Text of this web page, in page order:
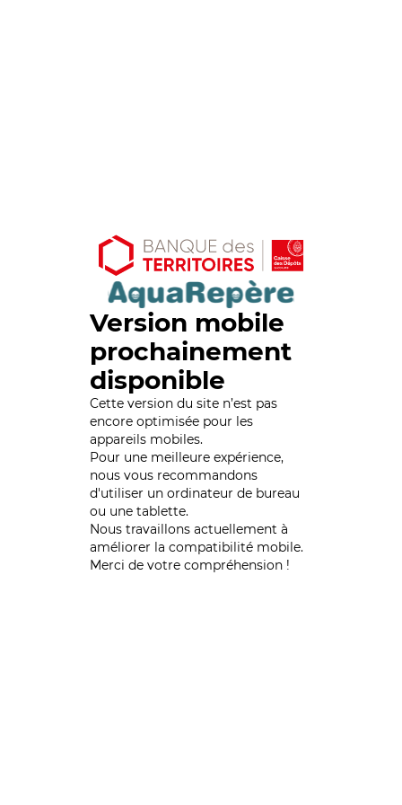
Version mobile
prochainement
disponible
Cette version du site n’est pas
encore optimisée pour les
appareils mobiles.
Pour une meilleure expérience,
nous vous recommandons
d'utiliser un ordinateur de bureau
ou une tablette.
Nous travaillons actuellement à
améliorer la compatibilité mobile.
Merci de votre compréhension !